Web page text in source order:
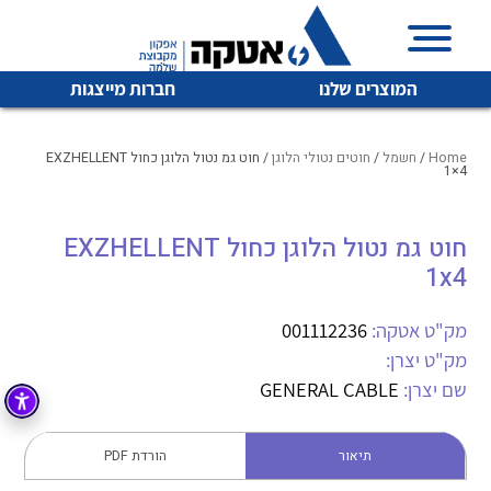
המוצרים שלנו חברות מייצגות
איכות | שרות | זמינות
אטקה בע”מ היא החברה הגדולה והמובילה בישראל בשיווק
מיתוג, בקרה , ואינסטלציה חשמלית ופעילה ב7 תחומים:
חשמל
קופסאות וארונות לחשמל, בקרה ואלקטרוניקה
לכל מוצרי היצרן לכל מוצרי היצרן
לכל מוצרי היצרן לכל מוצרי היצרן
Home
/ חשמל / חוטים נטולי הלוגן / חוט גמ נטול הלוגן כחול EXZHELLENT
1×4
חוט גמ נטול הלוגן כחול EXZHELLENT
1x4
מק"ט אטקה: 001112236
מק"ט יצרן:
שם יצרן: GENERAL CABLE
תיאור הורדת PDF